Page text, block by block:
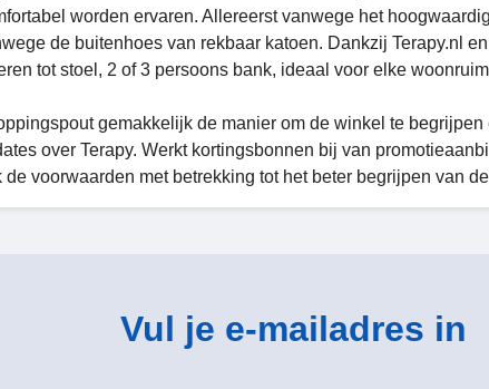
worden ervaren. Allereerst vanwege het
de buitenhoes van rekbaar katoen. Dankzij Terapy.nl
tot stoel, 2 of 3 persoons bank, ideaal voor elke
gemakkelijk de manier om de winkel te
over Terapy. Werkt kortingsbonnen bij van
de voorwaarden met betrekking tot het beter begrijpen van
Vul je e-mailadres in